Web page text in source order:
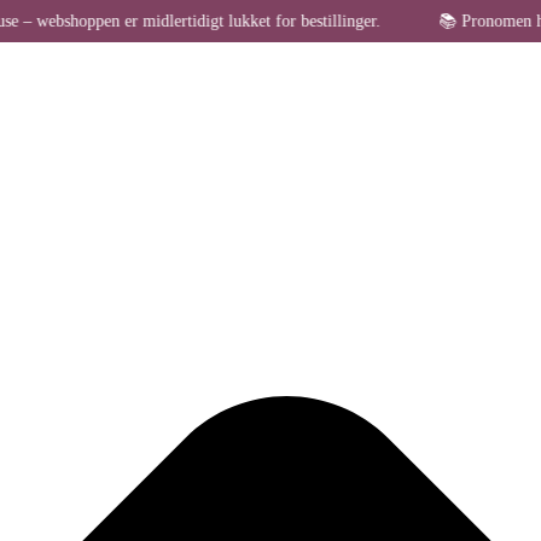
er midlertidigt lukket for bestillinger. 📚 Pronomen holder